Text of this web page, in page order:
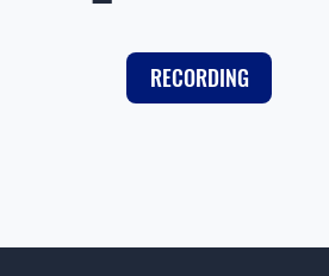
RECORDING